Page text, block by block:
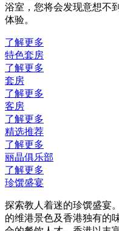
浴室，您将会发现意想不
体验。
了解更多
特色套房
了解更多
套房
了解更多
客房
了解更多
精选推荐
了解更多
丽晶俱乐部
了解更多
珍馔盛宴
探索教人着迷的珍馔盛宴
的维港景色及香港独有的